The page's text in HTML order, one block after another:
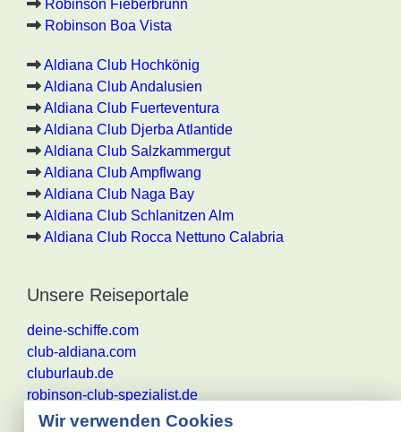
Robinson Fieberbrunn
Robinson Boa Vista
Aldiana Club Hochkönig
Aldiana Club Andalusien
Aldiana Club Fuerteventura
Aldiana Club Djerba Atlantide
Aldiana Club Salzkammergut
Aldiana Club Ampflwang
Aldiana Club Naga Bay
Aldiana Club Schlanitzen Alm
Aldiana Club Rocca Nettuno Calabria
Unsere Reiseportale
deine-schiffe.com
club-aldiana.com
cluburlaub.de
robinson-club-spezialist.de
Wir verwenden Cookies